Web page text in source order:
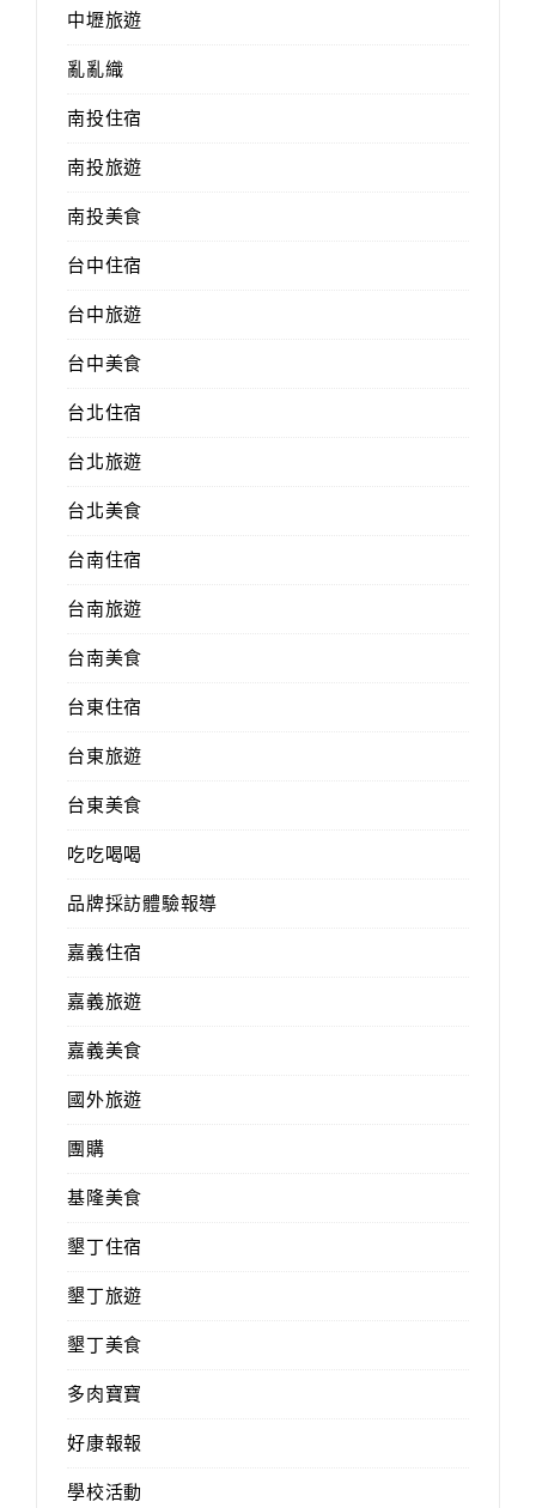
中壢旅遊
亂亂織
南投住宿
南投旅遊
南投美食
台中住宿
台中旅遊
台中美食
台北住宿
台北旅遊
台北美食
台南住宿
台南旅遊
台南美食
台東住宿
台東旅遊
台東美食
吃吃喝喝
品牌採訪體驗報導
嘉義住宿
嘉義旅遊
嘉義美食
國外旅遊
團購
基隆美食
墾丁住宿
墾丁旅遊
墾丁美食
多肉寶寶
好康報報
學校活動